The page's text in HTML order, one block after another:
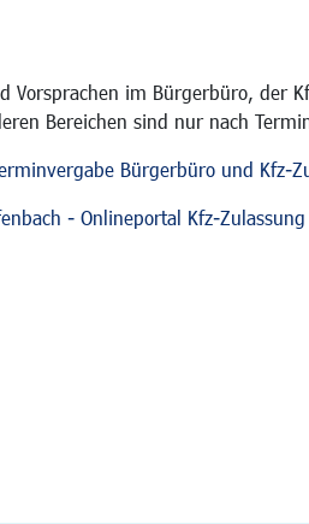
Vorsprachen im Bürgerbüro, der
Bereichen sind nur nach
Bürgerbüro und Kfz-
- Onlineportal Kfz-